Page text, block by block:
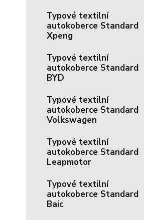
Typové textilní
autokoberce Standard
Xpeng
Typové textilní
autokoberce Standard
BYD
Typové textilní
autokoberce Standard
Volkswagen
Typové textilní
autokoberce Standard
Leapmotor
Typové textilní
autokoberce Standard
Baic